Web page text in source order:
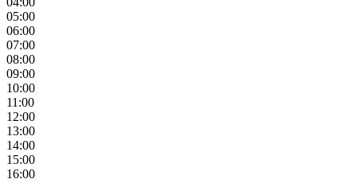
05:00
06:00
07:00
08:00
09:00
10:00
11:00
12:00
13:00
14:00
15:00
16:00